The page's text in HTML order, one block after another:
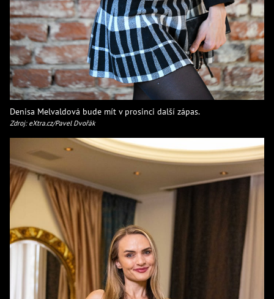
Denisa Melvaldová bude mít v prosinci další zápas.
Zdroj: eXtra.cz/Pavel Dvořák